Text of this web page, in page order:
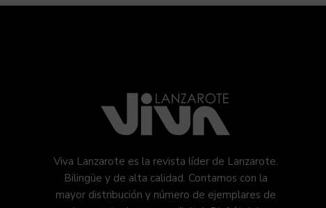
Viva Lanzarote es la revista líder de Lanzarote.
Bilingüe y de alta calidad. Contamos con la
mayor distribución y número de ejemplares de